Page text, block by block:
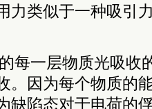
力类似于一种吸引
每一层物质光吸收
。因为每个物质的
缺陷态对于电荷的